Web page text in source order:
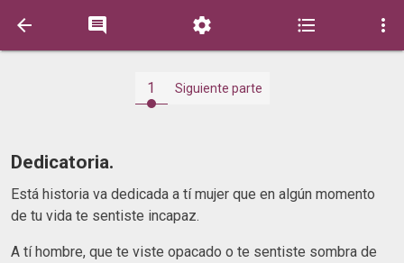
    
1 Siguiente parte
Dedicatoria.
Está historia va dedicada a tí mujer que en algún momento
de tu vida te sentiste incapaz.
A tí hombre, que te viste opacado o te sentiste sombra de